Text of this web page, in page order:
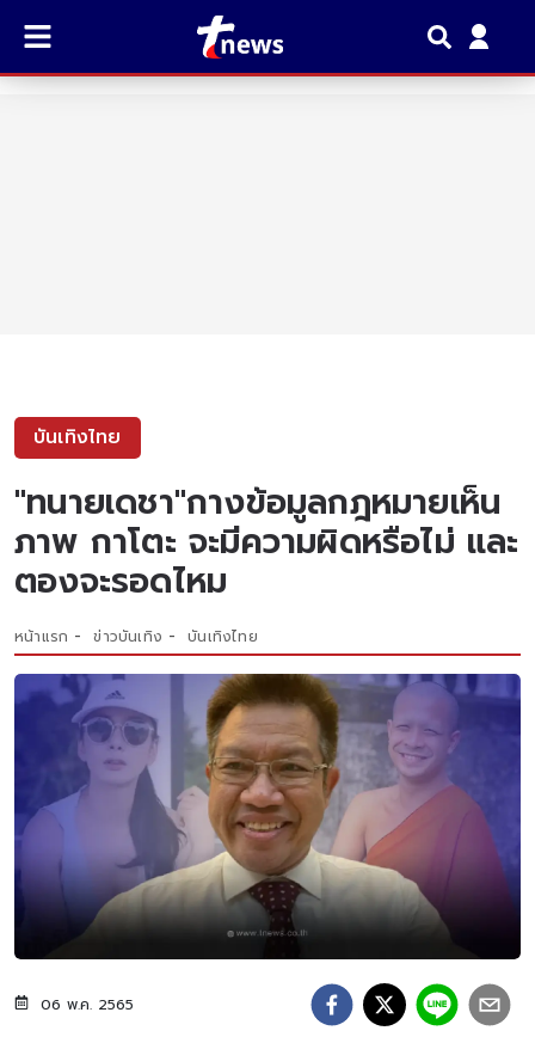
บันเทิงไทย
"ทนายเดชา"กางข้อมูลกฎหมายเห็น
ภาพ กาโตะ จะมีความผิดหรือไม่ และ
ตองจะรอดไหม
หน้าแรก ข่าวบันเทิง บันเทิงไทย
06 พ.ค. 2565